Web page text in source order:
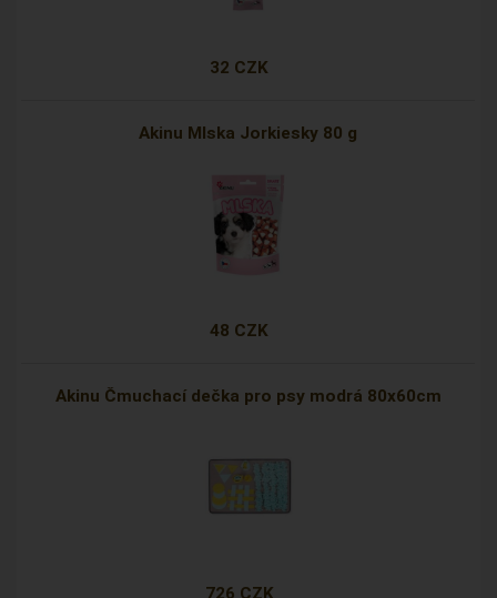
32 CZK
Akinu Mlska Jorkiesky 80 g
48 CZK
Akinu Čmuchací dečka pro psy modrá 80x60cm
726 CZK